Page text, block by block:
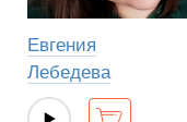
Евгения
Лебедева